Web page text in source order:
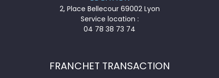
2, Place Bellecour 69002 Lyon
Service location :
04 78 38 73 74
FRANCHET TRANSACTION